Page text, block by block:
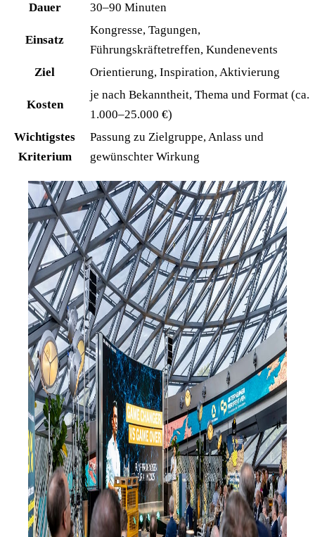
Dauer
30–90 Minuten
Einsatz
Kongresse, Tagungen,
Führungskräftetreffen, Kundenevents
Ziel
Orientierung, Inspiration, Aktivierung
Kosten
je nach Bekanntheit, Thema und Format (ca.
1.000–25.000 €)
Wichtigstes
Kriterium
Passung zu Zielgruppe, Anlass und
gewünschter Wirkung